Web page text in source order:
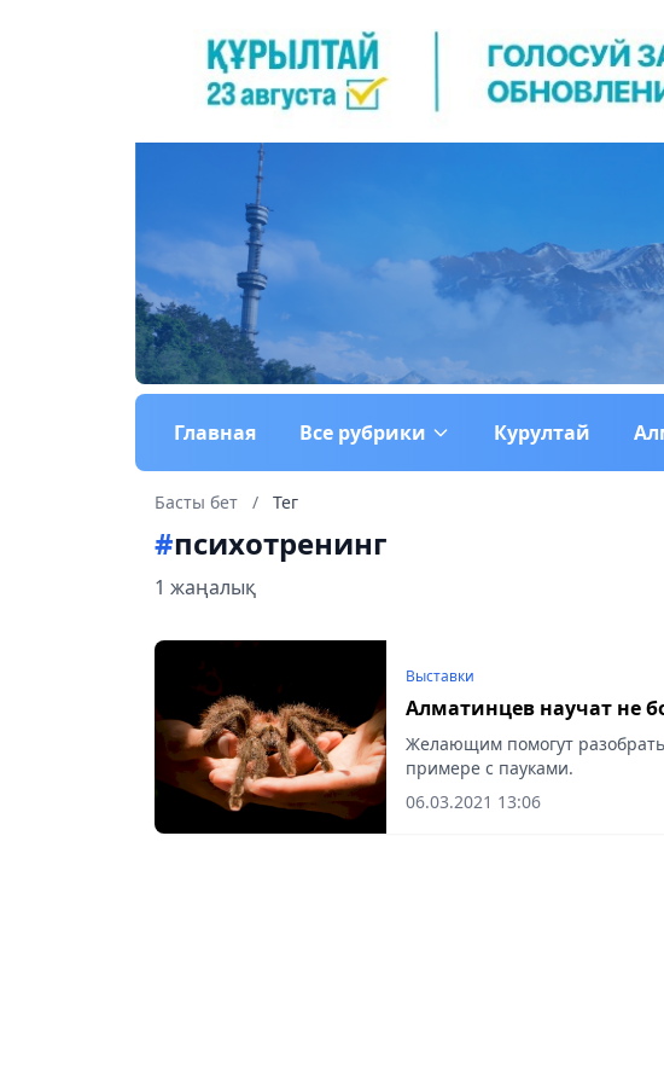
Главная Все рубрики Курултай
Басты бет / Тег
#психотренинг
1 жаңалық
Выставки
Алматинцев научат не
Желающим помогут
примере с пауками.
06.03.2021 13:06